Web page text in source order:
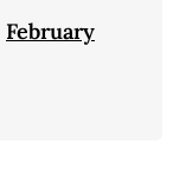
February